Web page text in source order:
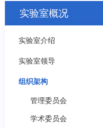
实验室概况
实验室介绍
实验室领导
组织架构
管理委员会
学术委员会